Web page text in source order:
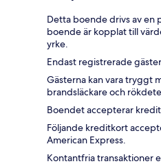
Detta boende drivs av en
boende är kopplat till
yrke.
Endast registrerade
Gästerna kan vara tryggt
brandsläckare och
Boendet accepterar
Följande kreditkort
American Express.
Kontantfria transaktioner